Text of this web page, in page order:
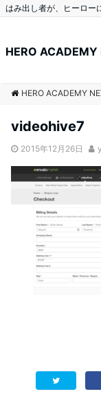
はみ出し者が、ヒーロー
HERO ACADEMY
HERO ACADEMY
videohive7
2015年12月26日